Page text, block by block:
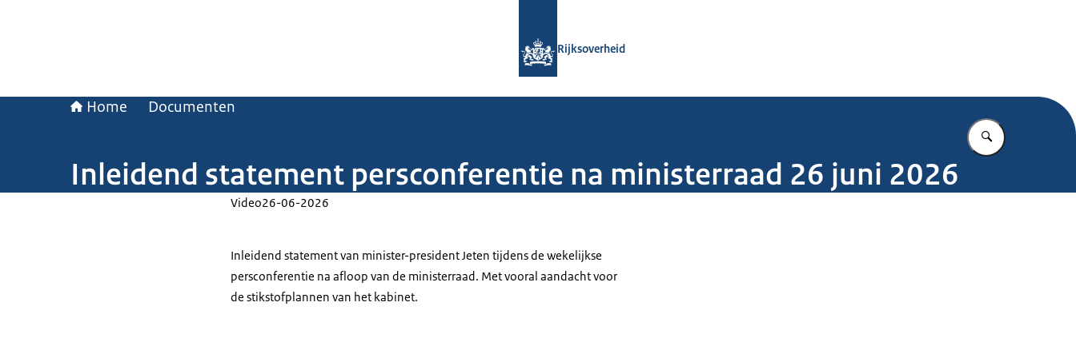
Rijksoverheid
Home Documenten
Vul in wat u
Inleidend statement persconferentie na ministerraad 26 juni 2026
Video26-06-2026
Inleidend statement van minister-president Jeten tijdens de wekelijkse
persconferentie na afloop van de ministerraad. Met vooral aandacht voor
de stikstofplannen van het kabinet.